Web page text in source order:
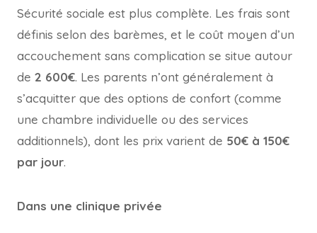
Sécurité sociale est plus complète. Les frais sont
définis selon des barèmes, et le coût moyen d’un
accouchement sans complication se situe autour
de 2 600€. Les parents n’ont généralement à
s’acquitter que des options de confort (comme
une chambre individuelle ou des services
additionnels), dont les prix varient de 50€ à 150€
par jour.
Dans une clinique privée